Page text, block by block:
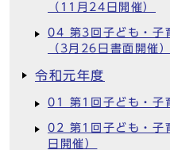
（11月24日開催）
04 第3回子ども・子
（3月26日書面開催）
令和元年度
01 第1回子ども・子
02 第1回子ども・子
日開催）